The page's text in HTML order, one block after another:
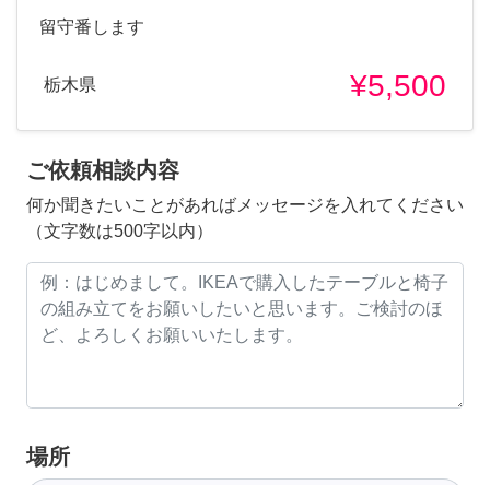
留守番します
栃木県 ¥5,500
ご依頼相談内容
何か聞きたいことがあればメッセージを入れてください
（文字数は500字以内）
場所